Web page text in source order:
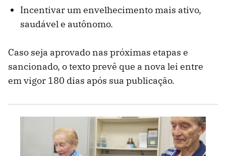
Incentivar um envelhecimento mais ativo,
saudável e autônomo.
Caso seja aprovado nas próximas etapas e
sancionado, o texto prevê que a nova lei entre
em vigor 180 dias após sua publicação.